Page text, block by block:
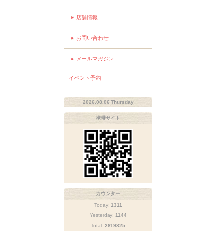
店舗情報
お問い合わせ
メールマガジン
イベント予約
2026.08.06 Thursday
携帯サイト
カウンター
Today: 1311
Yesterday: 1144
Total: 2819825